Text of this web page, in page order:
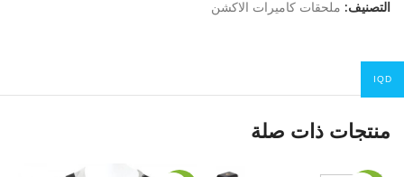
التصنيف: ملحقات كاميرات الاكشن
منتجات ذات صلة
IQD